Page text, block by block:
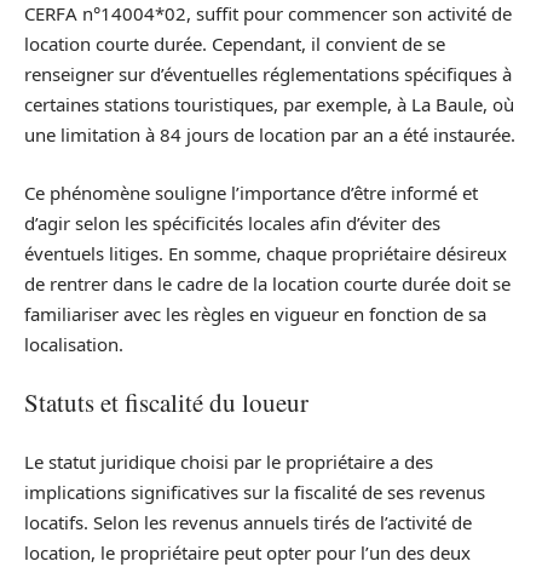
CERFA n°14004*02, suffit pour commencer son activité de
location courte durée. Cependant, il convient de se
renseigner sur d’éventuelles réglementations spécifiques à
certaines stations touristiques, par exemple, à La Baule, où
une limitation à 84 jours de location par an a été instaurée.
Ce phénomène souligne l’importance d’être informé et
d’agir selon les spécificités locales afin d’éviter des
éventuels litiges. En somme, chaque propriétaire désireux
de rentrer dans le cadre de la location courte durée doit se
familiariser avec les règles en vigueur en fonction de sa
localisation.
Statuts et fiscalité du loueur
Le statut juridique choisi par le propriétaire a des
implications significatives sur la fiscalité de ses revenus
locatifs. Selon les revenus annuels tirés de l’activité de
location, le propriétaire peut opter pour l’un des deux